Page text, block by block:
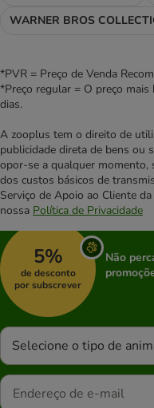
WARNER BROS
*PVR = Preço de Venda
*Preço regular = O preço
dias.
A zooplus tem o direito de
publicidade direta de bens ou
opor-se a qualquer momento,
dos custos básicos de
Serviço de Apoio ao Cliente
nossa Política de Privacidade
5%
de desconto
por subscrever
Não
Selecione o tipo de